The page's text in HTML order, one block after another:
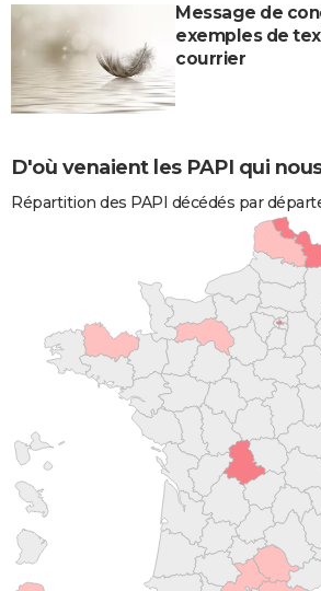
Message de
exemples de
courrier
D'où venaient les PAPI qui
Répartition des PAPI décédés par